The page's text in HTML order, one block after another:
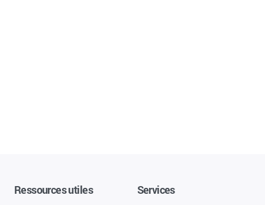
Ressources utiles Services